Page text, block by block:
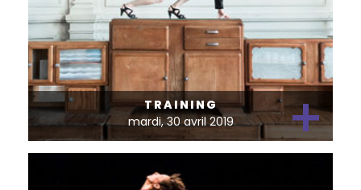
TRAINING
mardi, 30 avril 2019
+